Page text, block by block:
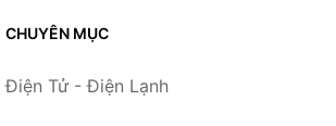
CHUYÊN MỤC
Điện Tử - Điện Lạnh